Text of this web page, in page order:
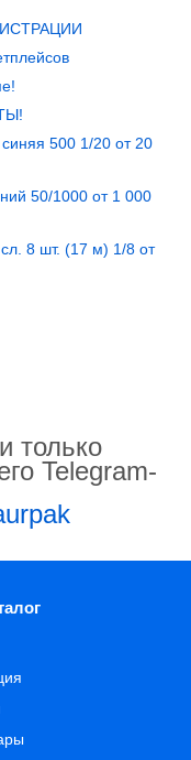
500 1/20 от 20
50/1000 от 1 000
8 шт. (17 м) 1/8 от
только
Telegram-